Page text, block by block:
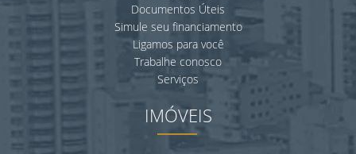
Documentos Úteis
Simule seu financiamento
Ligamos para você
Trabalhe conosco
Serviços
IMÓVEIS